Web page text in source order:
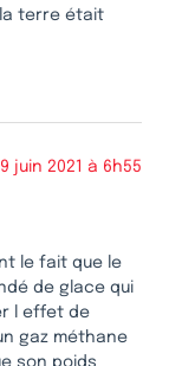
terre était
juin 2021 à 6h55
le fait que le
de glace qui
l effet de
gaz méthane
son poids